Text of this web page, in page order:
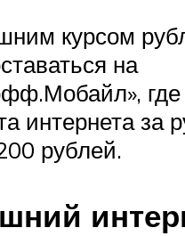
курсом
на
где
интернета за
рублей.